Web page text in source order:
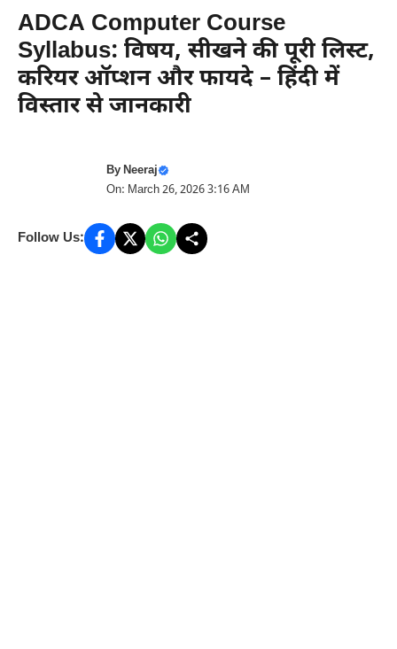
ADCA Computer Course
Syllabus: विषय, सीखने की पूरी लिस्ट,
करियर ऑप्शन और फायदे – हिंदी में
विस्तार से जानकारी
ByNeeraj
On: March 26, 2026 3:16 AM
Follow Us: